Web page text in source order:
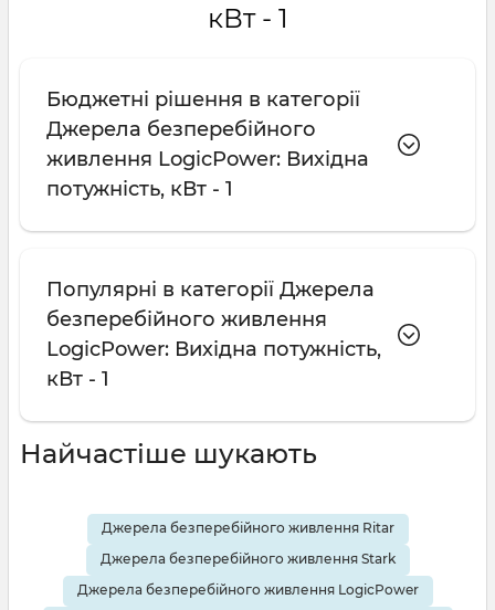
кВт - 1
Бюджетні рішення в категорії
Джерела безперебійного
живлення LogicPower: Вихідна
потужність, кВт - 1
Популярні в категорії Джерела
безперебійного живлення
LogicPower: Вихідна потужність,
кВт - 1
Найчастіше шукають
Джерела безперебійного живлення Ritar
Джерела безперебійного живлення Stark
Джерела безперебійного живлення LogicPower